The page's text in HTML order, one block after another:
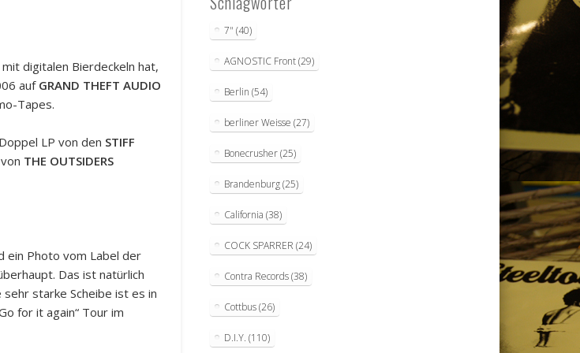
digitalen Bierdeckeln hat,
auf GRAND THEFT AUDIO
Tapes.
LP von den STIFF
THE OUTSIDERS
ein Photo vom Label der
Das ist natürlich
starke Scheibe ist es in
for it again“ Tour im
7" (40)
AGNOSTIC Front(29)
Berlin (54)
berliner Weisse (27)
Bonecrusher(25)
Brandenburg(25)
California (38)
COCK SPARRER (24)
Contra Records(38)
Cottbus(26)
D.I.Y. (110)